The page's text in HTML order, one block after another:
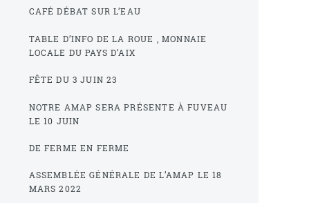
CAFÉ DÉBAT SUR L’EAU
TABLE D’INFO DE LA ROUE , MONNAIE
LOCALE DU PAYS D’AIX
FÊTE DU 3 JUIN 23
NOTRE AMAP SERA PRÉSENTE À FUVEAU
LE 10 JUIN
DE FERME EN FERME
ASSEMBLÉE GÉNÉRALE DE L’AMAP LE 18
MARS 2022